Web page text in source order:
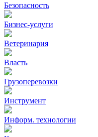
Безопасность
Бизнес-услуги
Ветеринария
Власть
Грузоперевозки
Инструмент
Информ. технологии